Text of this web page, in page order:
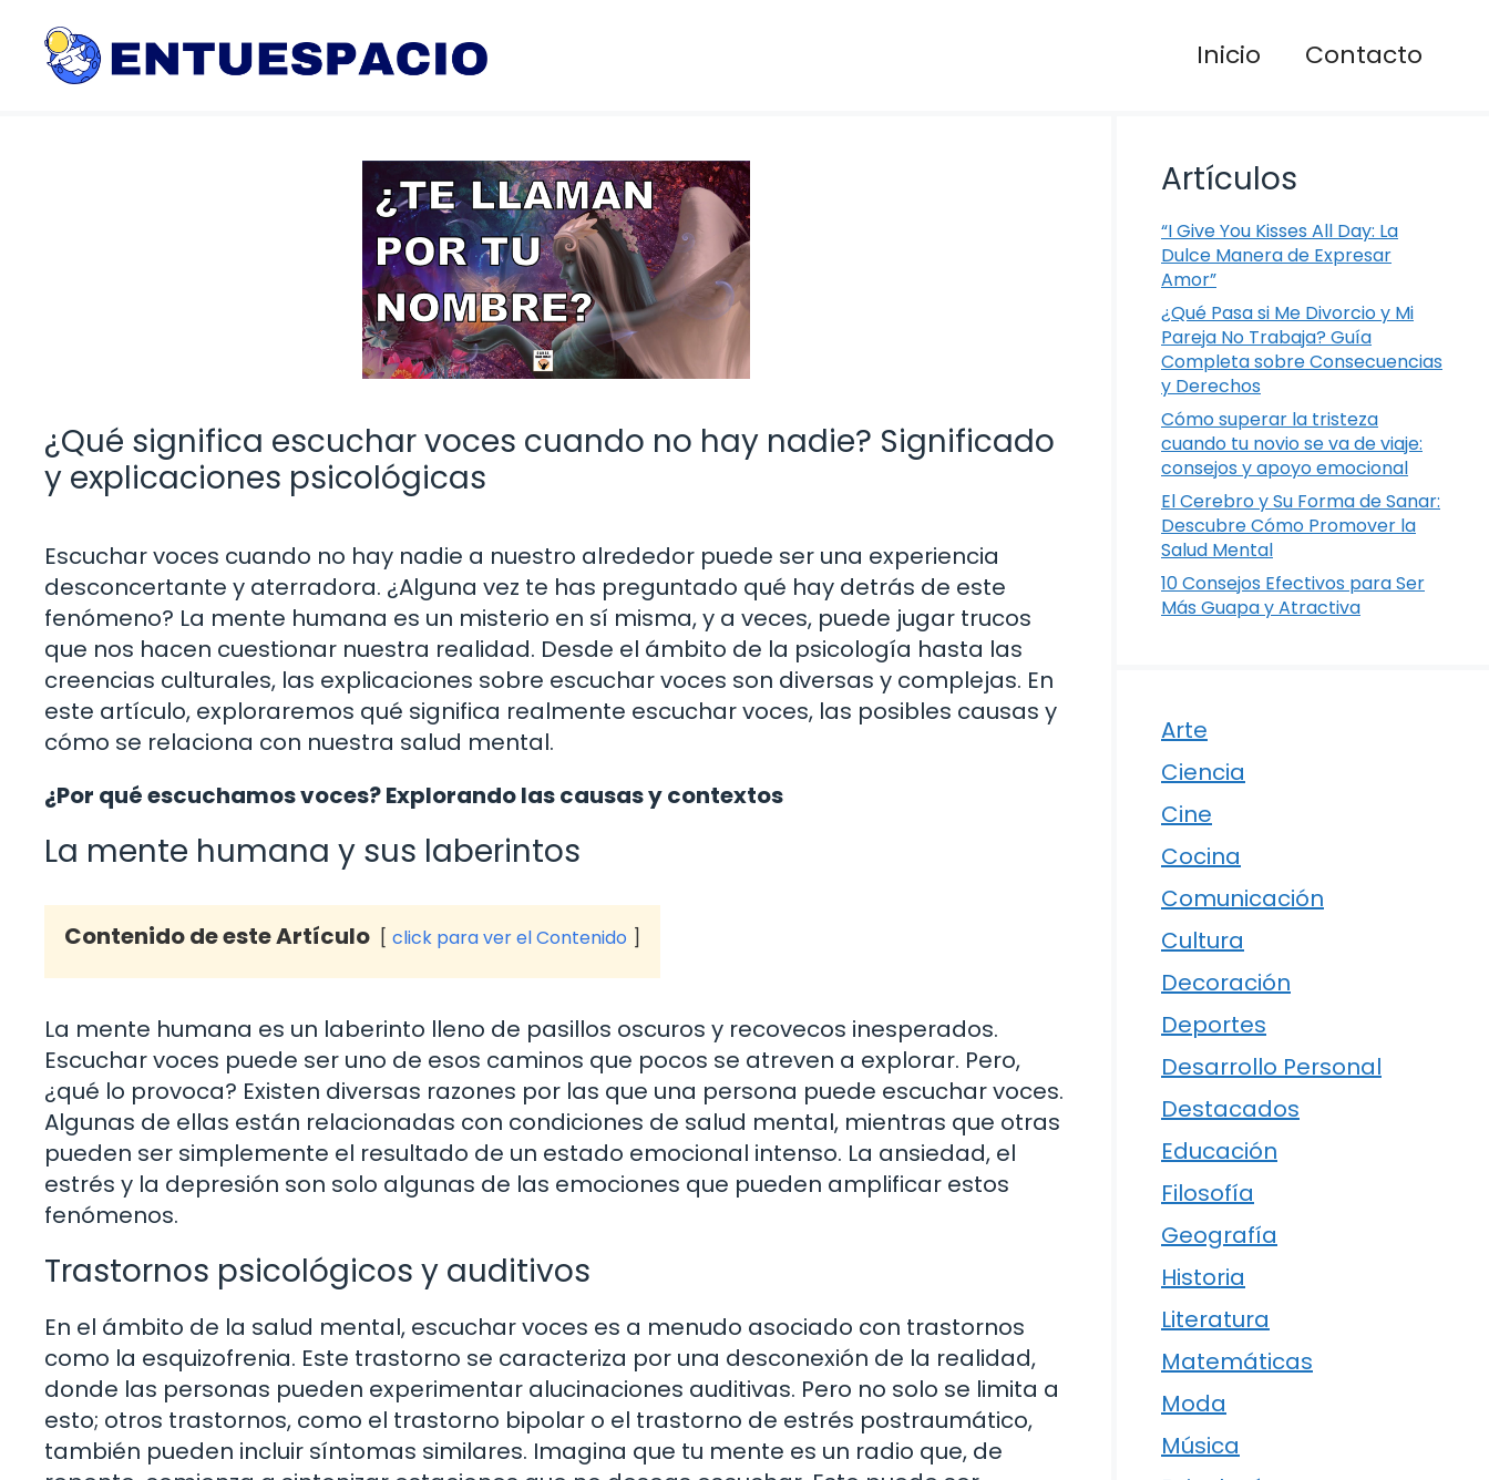
contenido
Inicio Contacto
¿Qué significa escuchar voces cuando no hay nadie? Significado
y explicaciones psicológicas
Escuchar voces cuando no hay nadie a nuestro alrededor puede ser una experiencia
desconcertante y aterradora. ¿Alguna vez te has preguntado qué hay detrás de este
fenómeno? La mente humana es un misterio en sí misma, y a veces, puede jugar trucos
que nos hacen cuestionar nuestra realidad. Desde el ámbito de la psicología hasta las
creencias culturales, las explicaciones sobre escuchar voces son diversas y complejas. En
este artículo, exploraremos qué significa realmente escuchar voces, las posibles causas y
cómo se relaciona con nuestra salud mental.
¿Por qué escuchamos voces? Explorando las causas y contextos
La mente humana y sus laberintos
Contenido de este Artículo click para ver el Contenido
La mente humana es un laberinto lleno de pasillos oscuros y recovecos inesperados.
Escuchar voces puede ser uno de esos caminos que pocos se atreven a explorar. Pero,
¿qué lo provoca? Existen diversas razones por las que una persona puede escuchar voces.
Algunas de ellas están relacionadas con condiciones de salud mental, mientras que otras
pueden ser simplemente el resultado de un estado emocional intenso. La ansiedad, el
estrés y la depresión son solo algunas de las emociones que pueden amplificar estos
fenómenos.
Trastornos psicológicos y auditivos
En el ámbito de la salud mental, escuchar voces es a menudo asociado con trastornos
como la esquizofrenia. Este trastorno se caracteriza por una desconexión de la realidad,
donde las personas pueden experimentar alucinaciones auditivas. Pero no solo se limita a
esto; otros trastornos, como el trastorno bipolar o el trastorno de estrés postraumático,
también pueden incluir síntomas similares. Imagina que tu mente es un radio que, de
Artículos
“I Give You Kisses All Day: La
Dulce Manera de Expresar
Amor”
¿Qué Pasa si Me Divorcio y Mi
Pareja No Trabaja? Guía
Completa sobre Consecuencias
y Derechos
Cómo superar la tristeza
cuando tu novio se va de viaje:
consejos y apoyo emocional
El Cerebro y Su Forma de Sanar:
Descubre Cómo Promover la
Salud Mental
10 Consejos Efectivos para Ser
Más Guapa y Atractiva
Arte
Ciencia
Cine
Cocina
Comunicación
Cultura
Decoración
Deportes
Desarrollo Personal
Destacados
Educación
Filosofía
Geografía
Historia
Literatura
Matemáticas
Moda
Música